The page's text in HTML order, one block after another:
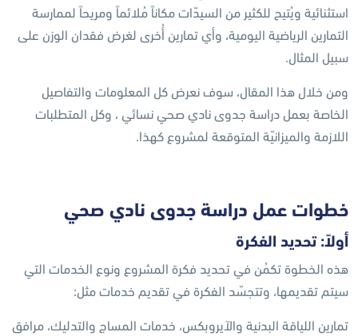
استثنائية ويُتيح للكثير من السيدّات مكاناً مُلائماً ومريحاً لممارسة
التمارين الرياضية اليومية، وأي تمارين أُخرى لغرض فقدان الوزن على
سبيل المثال.
ومن خلال هذا المقال، سوف نعرض كل المعلومات والتفاصيل
الخاصة بعمل دراسة جدوى نادي صحي نسائي ، وكل المتطلبات
اللازمة والميزانيّة المتوقعة لمشروع كهذا.
خطوات عمل دراسة جدوى نادي صحي
أولاً: تحديد الفكرة
هذه الخطوة تكمُن في تحديد فكرة المشروع ونوع الخدمات التي
سيتم تقديمها، وتتجسّد الفكرة في تقديم خدمات مثل:
تمارين اللياقة البدنية والآيروبكس، خدمات المساج والتدليك، مرافق